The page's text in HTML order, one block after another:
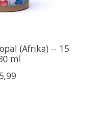
(Afrika) -- 15
ml